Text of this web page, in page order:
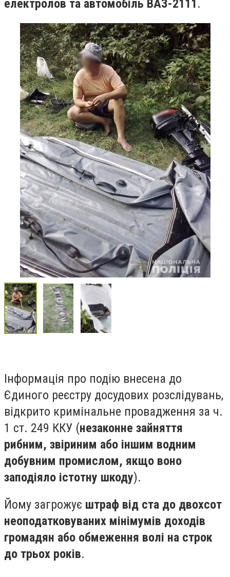
електролов та автомобіль ВАЗ-2111.
Інформація про подію внесена до
Єдиного реєстру досудових розслідувань,
відкрито кримінальне провадження за ч.
1 ст. 249 ККУ (незаконне зайняття
рибним, звіриним або іншим водним
добувним промислом, якщо воно
заподіяло істотну шкоду).
Йому загрожує штраф від ста до двохсот
неоподатковуваних мінімумів доходів
громадян або обмеження волі на строк
до трьох років.